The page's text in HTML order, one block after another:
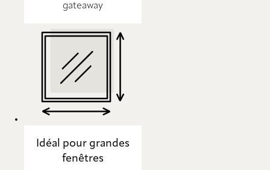
gateaway
Idéal pour grandes
fenêtres